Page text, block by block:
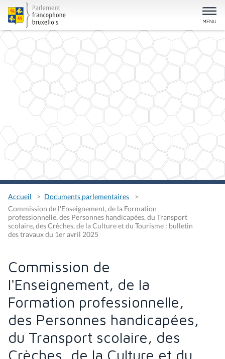
Accueil
Documents parlementaires
Commission de l'Enseignement, de la Formation
professionnelle, des Personnes handicapées, du Transport
scolaire, des Crèches, de la Culture et du Tourisme : bulletin
des travaux du 1er avril 2025
Commission de
l'Enseignement, de la
Formation professionnelle,
des Personnes handicapées,
du Transport scolaire, des
Crèches, de la Culture et du